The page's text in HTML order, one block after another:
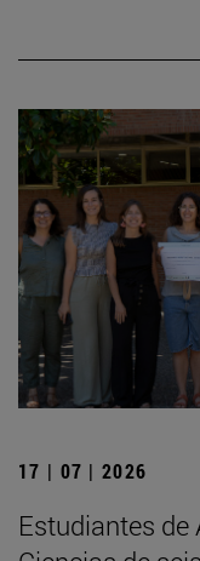
17 | 07 | 2026
Estudiantes de